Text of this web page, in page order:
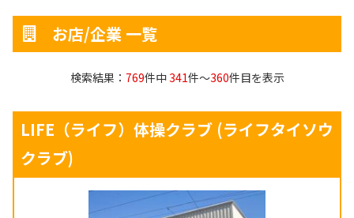
お店/企業 一覧
検索結果： 769件中341件～360件目を表示
LIFE（ライフ）体操クラブ (ライフタイソウ
クラブ)